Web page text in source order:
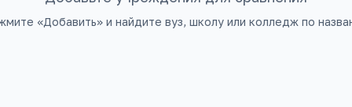
«Добавить» и найдите вуз, школу или колледж по